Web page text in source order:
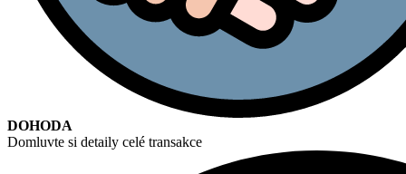
DOHODA
Domluvte si detaily celé transakce